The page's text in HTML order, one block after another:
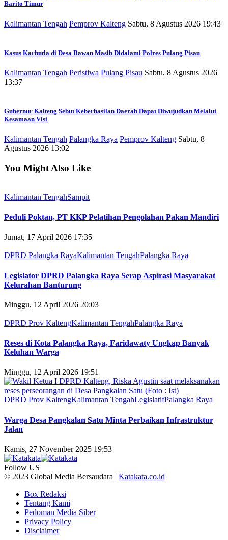
Barito Timur
Kalimantan Tengah Pemprov Kalteng Sabtu, 8 Agustus 2026 19:43
Kasus Karhutla di Desa Bawan Masih Didalami Polres Pulang Pisau
Kalimantan Tengah Peristiwa Pulang Pisau Sabtu, 8 Agustus 2026
13:37
Gubernur Kalteng Sebut Keberhasilan Daerah Dapat Diwujudkan Melalui
Kesamaan Visi
Kalimantan Tengah Palangka Raya Pemprov Kalteng Sabtu, 8
Agustus 2026 13:02
You Might Also Like
Kalimantan TengahSampit
Peduli Poktan, PT KKP Pelatihan Pengolahan Pakan Mandiri
Jumat, 17 April 2026 17:35
DPRD Palangka RayaKalimantan TengahPalangka Raya
Legislator DPRD Palangka Raya Serap Aspirasi Masyarakat
Kelurahan Banturung
Minggu, 12 April 2026 20:03
DPRD Prov KaltengKalimantan TengahPalangka Raya
Reses di Kota Palangka Raya, Faridawaty Ungkap Banyak
Keluhan Warga
Minggu, 12 April 2026 19:51
DPRD Prov KaltengKalimantan TengahLegislatifPalangka Raya
Warga Desa Pangkalan Satu Minta Perbaikan Infrastruktur
Jalan
Kamis, 27 November 2025 19:53
Follow US
© 2023 Global Media Bersaudara | Katakata.co.id
Box Redaksi
Tentang Kami
Pedoman Media Siber
Privacy Policy
Disclaimer